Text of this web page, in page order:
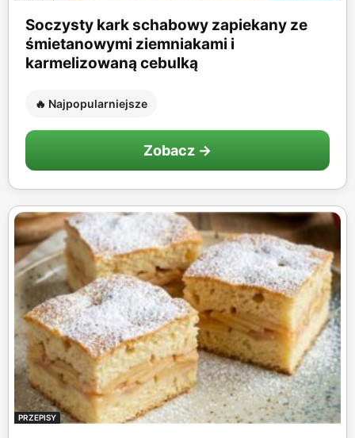
Soczysty kark schabowy zapiekany ze
śmietanowymi ziemniakami i
karmelizowaną cebulką
🔥 Najpopularniejsze
Zobacz →
PRZEPISY